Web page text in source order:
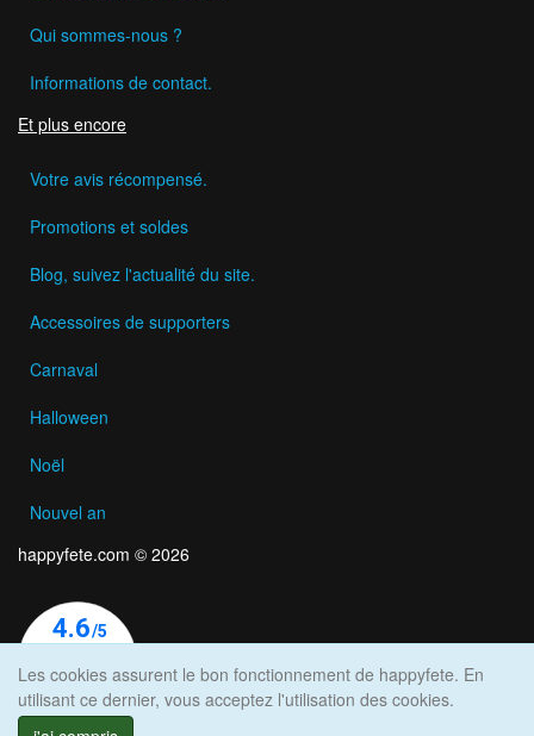
Qui sommes-nous ?
Informations de contact.
Et plus encore
Votre avis récompensé.
Promotions et soldes
Blog, suivez l'actualité du site.
Accessoires de supporters
Carnaval
Halloween
Noël
Nouvel an
happyfete.com © 2026
Les cookies assurent le bon fonctionnement de happyfete. En
utilisant ce dernier, vous acceptez l'utilisation des cookies.